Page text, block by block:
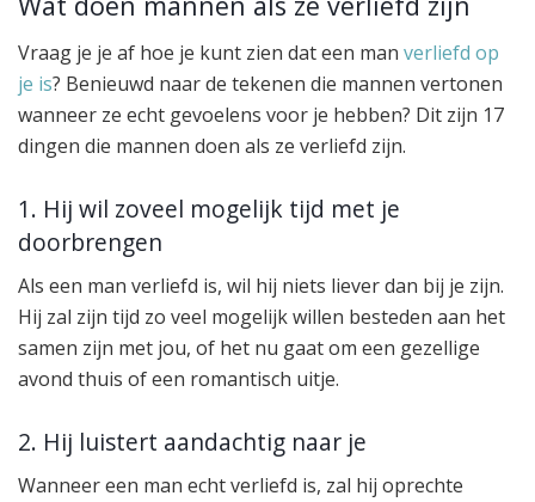
Vraag je je af hoe je kunt zien dat een man verliefd op
je is? Benieuwd naar de tekenen die mannen vertonen
wanneer ze echt gevoelens voor je hebben? Dit zijn 17
dingen die mannen doen als ze verliefd zijn.
1. Hij wil zoveel mogelijk tijd met je
doorbrengen
Als een man verliefd is, wil hij niets liever dan bij je zijn.
Hij zal zijn tijd zo veel mogelijk willen besteden aan het
samen zijn met jou, of het nu gaat om een gezellige
avond thuis of een romantisch uitje.
2. Hij luistert aandachtig naar je
Wanneer een man echt verliefd is, zal hij oprechte